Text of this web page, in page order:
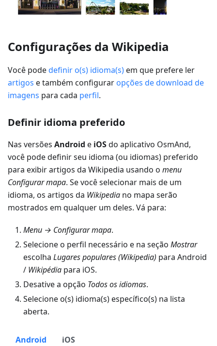
Configurações da Wikipedia
Você podedefinir o(s) idioma(s)em que prefere ler
artigos e também configurar opções de download de
imagens para cada perfil.
Definir idioma preferido
Nas versões Android e iOSdo aplicativo OsmAnd,
você pode definir seu idioma (ou idiomas) preferido
para exibir artigos da Wikipedia usando o menu
Configurar mapa. Se você selecionar mais de um
idioma, os artigos da Wikipedia no mapa serão
mostrados em qualquer um deles. Vá para:
Menu → Configurar mapa.
Selecione o perfil necessário e na seção Mostrar
escolha Lugares populares (Wikipedia) para Android
/ Wikipédia para iOS.
Desative a opção Todos os idiomas.
Selecione o(s) idioma(s) específico(s) na lista
aberta.
Android iOS